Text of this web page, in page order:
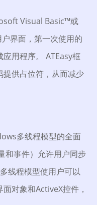
Visual Basic™或
界面，第一次使用的
用程序。 ATEasy框
提供占位符，从而减少
多线程模型的全面
和事件）允许用户同步
线程模型使用户可以
对象和ActiveX控件，